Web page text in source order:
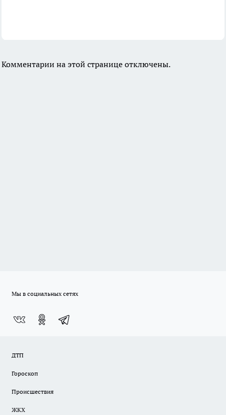
Комментарии на этой странице отключены.
Мы в социальных сетях
ДТП
Гороскоп
Происшествия
ЖКХ